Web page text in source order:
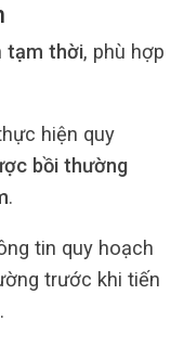
tạm thời, phù hợp
hiện quy
bồi thường
.
tin quy hoạch
trước khi tiến